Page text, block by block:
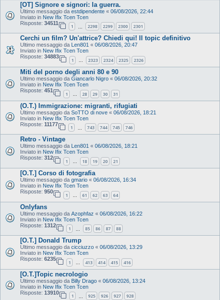
[OT] Signore e signori: la guerra.
Ultimo messaggio da estdipendente « 06/08/2026, 22:44
Inviato in New Ifix Tcen Tcen
Risposte: 34511
1 2298 2299 2300 2301
Cerchi un film? Un'attrice? Chiedi qui! Il topic definitivo
Ultimo messaggio da Len801 « 06/08/2026, 20:47
Inviato in New Ifix Tcen Tcen
Risposte: 34883
1 … 2323 2324 2325 2326
Miti del porno degli anni 80 e 90
Ultimo messaggio da Giancarlo Nigro « 06/08/2026, 20:32
Inviato in New Ifix Tcen Tcen
Risposte: 451
1 … 28 29 30 31
(O.T.) Immigrazione: migranti, rifugiati
Ultimo messaggio da SoTTO di nove « 06/08/2026, 18:21
Inviato in New Ifix Tcen Tcen
Risposte: 11177
1 743 744 745 746
Retro - Vintage
Ultimo messaggio da Len801 « 06/08/2026, 18:21
Inviato in New Ifix Tcen Tcen
Risposte: 312
1 … 18 19 20 21
[O.T.] Corso di fotografia
Ultimo messaggio da gmario « 06/08/2026, 16:34
Inviato in New Ifix Tcen Tcen
Risposte: 950
1 … 61 62 63 64
Onlyfans
Ultimo messaggio da Azophfaz « 06/08/2026, 16:22
Inviato in New Ifix Tcen Tcen
Risposte: 1312
1 85 86 87 88
[O.T.] Donald Trump
Ultimo messaggio da cicciuzzo « 06/08/2026, 13:29
Inviato in New Ifix Tcen Tcen
Risposte: 6235
1 … 413 414 415 416
[O.T.]Topic necrologio
Ultimo messaggio da Billy Drago « 06/08/2026, 13:24
Inviato in New Ifix Tcen Tcen
Risposte: 13910
1 925 926 927 928